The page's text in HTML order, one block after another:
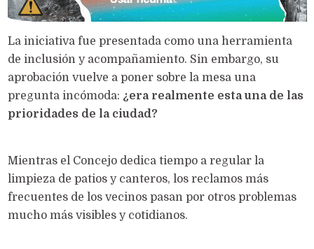
La iniciativa fue presentada como una herramienta
de inclusión y acompañamiento. Sin embargo, su
aprobación vuelve a poner sobre la mesa una
pregunta incómoda: ¿era realmente esta una de las
prioridades de la ciudad?
Mientras el Concejo dedica tiempo a regular la
limpieza de patios y canteros, los reclamos más
frecuentes de los vecinos pasan por otros problemas
mucho más visibles y cotidianos.